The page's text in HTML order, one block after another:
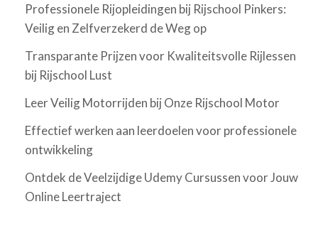
Professionele Rijopleidingen bij Rijschool Pinkers:
Veilig en Zelfverzekerd de Weg op
Transparante Prijzen voor Kwaliteitsvolle Rijlessen
bij Rijschool Lust
Leer Veilig Motorrijden bij Onze Rijschool Motor
Effectief werken aan leerdoelen voor professionele
ontwikkeling
Ontdek de Veelzijdige Udemy Cursussen voor Jouw
Online Leertraject